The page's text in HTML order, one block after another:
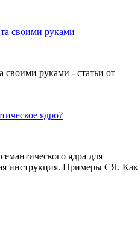
своими руками
своими руками - статьи от
ядро?
ядра для
инструкция. Примеры СЯ. Как